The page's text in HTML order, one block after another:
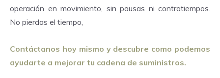
operación en movimiento, sin pausas ni contratiempos.
No pierdas el tiempo,
Contáctanos hoy mismo y descubre como podemos
ayudarte a mejorar tu cadena de suministros.